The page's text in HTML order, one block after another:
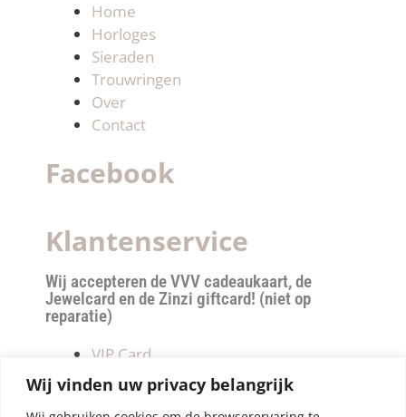
Wij vinden uw privacy belangrijk
Home
Horloges
Sieraden
Trouwringen
Over
Contact
Facebook
Klantenservice
Wij accepteren de VVV cadeaukaart, de
Jewelcard en de Zinzi giftcard! (niet op
reparatie)
VIP Card
Retourneren
Betalen & verzendkosten